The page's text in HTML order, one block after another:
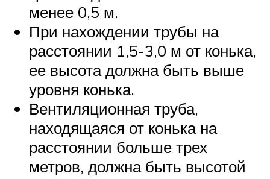
менее 0,5 м.
При нахождении трубы на
расстоянии 1,5-3,0 м от конька,
ее высота должна быть выше
уровня конька.
Вентиляционная труба,
находящаяся от конька на
расстоянии больше трех
метров, должна быть высотой